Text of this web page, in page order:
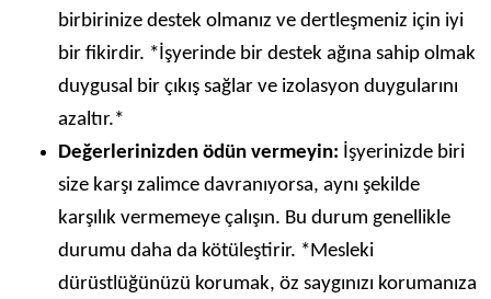
birbirinize destek olmanız ve dertleşmeniz için iyi
bir fikirdir. *İşyerinde bir destek ağına sahip olmak
duygusal bir çıkış sağlar ve izolasyon duygularını
azaltır.*
Değerlerinizden ödün vermeyin: İşyerinizde biri
size karşı zalimce davranıyorsa, aynı şekilde
karşılık vermemeye çalışın. Bu durum genellikle
durumu daha da kötüleştirir. *Mesleki
dürüstlüğünüzü korumak, öz saygınızı korumanıza